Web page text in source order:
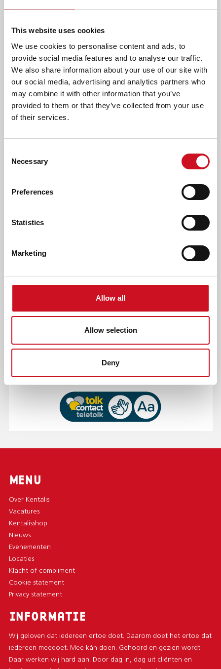
This website uses cookies
We use cookies to personalise content and ads, to
provide social media features and to analyse our traffic.
We also share information about your use of our site with
our social media, advertising and analytics partners who
may combine it with other information that you’ve
provided to them or that they’ve collected from your use
of their services.
Selection
Necessary
Preferences
Statistics
Marketing
Allow all
Allow selection
Deny
AFDRUKKEN DELEN
CONTACT
Naam
Bericht
MENU
Over Kentalis
Vacatures
Kentalisshop
Nieuws
Evenementen
Locaties
Klacht of compliment
Cookie statement
Privacy statement
INFORMATIE
Wij geloven dat iedereen ertoe doet. Daarom doet het ertoe dat
iedereen meedoet. Mee kán doen. Gehoord en gezien wordt.
Daar werken wij hard aan. Door dag in, dag uit cliënten en